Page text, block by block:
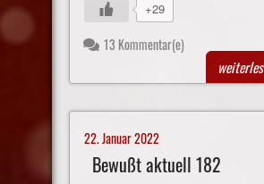
+29
13 Kommentar(e)
22. Januar 2022
Bewußt aktuell 182